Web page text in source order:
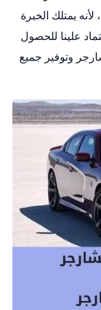
يمتلك الخبرة
علينا للحصول
وتوفير جميع